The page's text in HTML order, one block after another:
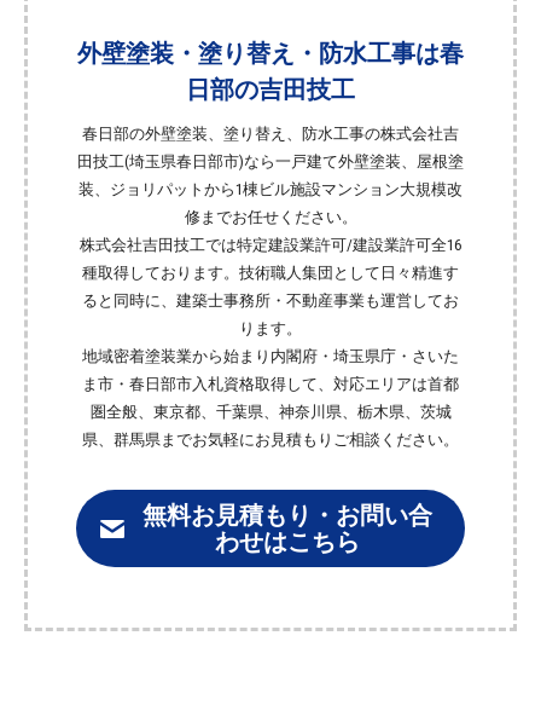
外壁塗装・塗り替え・防水工事は春
日部の吉田技工
春日部の外壁塗装、塗り替え、防水工事の株式会社吉
田技工(埼玉県春日部市)なら一戸建て外壁塗装、屋根塗
装、ジョリパットから1棟ビル施設マンション大規模改
修までお任せください。
株式会社吉田技工では特定建設業許可/建設業許可全16
種取得しております。技術職人集団として日々精進す
ると同時に、建築士事務所・不動産事業も運営してお
ります。
地域密着塗装業から始まり内閣府・埼玉県庁・さいた
ま市・春日部市入札資格取得して、対応エリアは首都
圏全般、東京都、千葉県、神奈川県、栃木県、茨城
県、群馬県までお気軽にお見積もりご相談ください。
無料お見積もり・お問い合
わせはこちら